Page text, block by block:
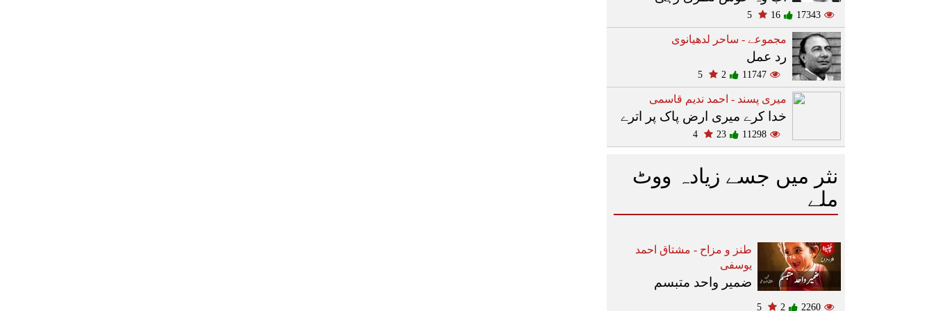
17343
16
5
مجموعے - ساحر لدھیانوی
رد عمل
11747
2
5
میری پسند - احمد ندیم قاسمی
خدا کرے میری ارض پاک پر اترے
11298
23
4
نثر میں جسے زیادہ ووٹ
ملے
طنز و مزاح - مشتاق احمد
یوسفی
ضمیر واحد متبسم
2260
2
5